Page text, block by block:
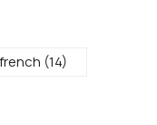
french (14)